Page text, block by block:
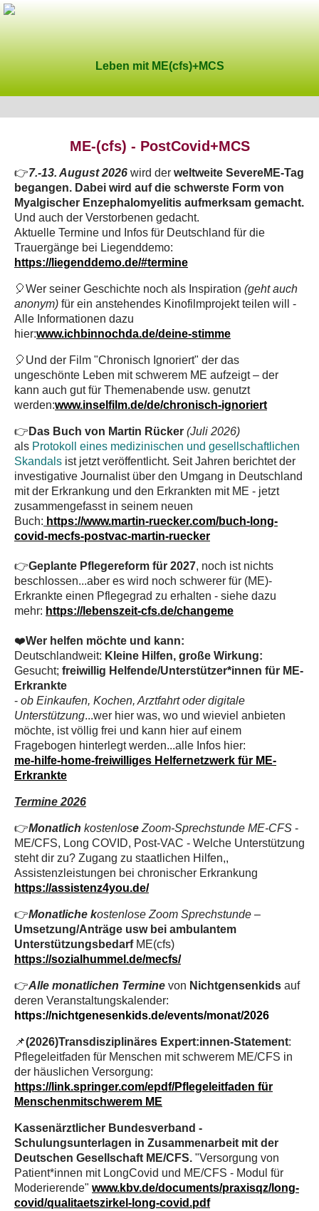
Leben mit ME(cfs)+MCS
ME-(cfs) - PostCovid+MCS
👉7.-13. August 2026 wird der weltweite SevereME-Tag
begangen. Dabei wird auf die schwerste Form von
Myalgischer Enzephalomyelitis aufmerksam gemacht.
Und auch der Verstorbenen gedacht.
Aktuelle Termine und Infos für Deutschland für die
Trauergänge bei Liegenddemo:
https://liegenddemo.de/#termine
🎈Wer seiner Geschichte noch als Inspiration (geht auch
anonym) für ein anstehendes Kinofilmprojekt teilen will -
Alle Informationen dazu
hier:www.ichbinnochda.de/deine-stimme
🎈Und der Film "Chronisch Ignoriert" der das
ungeschönte Leben mit schwerem ME aufzeigt – der
kann auch gut für Themenabende usw. genutzt
werden:www.inselfilm.de/de/chronisch-ignoriert
👉 Das Buch von Martin Rücker (Juli 2026)
als Protokoll eines medizinischen und gesellschaftlichen
Skandals ist jetzt veröffentlicht. Seit Jahren berichtet der
investigative Journalist über den Umgang in Deutschland
mit der Erkrankung und den Erkrankten mit ME - jetzt
zusammengefasst in seinem neuen
Buch: https://www.martin-ruecker.com/buch-long-
covid-mecfs-postvac-martin-ruecker
👉Geplante Pflegereform für 2027, noch ist nichts
beschlossen...aber es wird noch schwerer für (ME)-
Erkrankte einen Pflegegrad zu erhalten - siehe dazu
mehr: https://lebenszeit-cfs.de/changeme
❤️Wer helfen möchte und kann:
Deutschlandweit: Kleine Hilfen, große Wirkung:
Gesucht; freiwillig Helfende/Unterstützer*innen für ME-
Erkrankte
- ob Einkaufen, Kochen, Arztfahrt oder digitale
Unterstützung...wer hier was, wo und wieviel anbieten
möchte, ist völlig frei und kann hier auf einem
Fragebogen hinterlegt werden...alle Infos hier:
me-hilfe-home-freiwilliges Helfernetzwerk für ME-
Erkrankte
Termine 2026
👉Monatlich kostenlose Zoom-Sprechstunde ME-CFS -
ME/CFS, Long COVID, Post-VAC - Welche Unterstützung
steht dir zu? Zugang zu staatlichen Hilfen,,
Assistenzleistungen bei chronischer Erkrankung
https://assistenz4you.de/
👉Monatliche kostenlose Zoom Sprechstunde –
Umsetzung/Anträge usw bei ambulantem
UnterstützungsbedarfME(cfs)
https://sozialhummel.de/mecfs/
👉Alle monatlichen Termine von Nichtgensenkids auf
deren Veranstaltungskalender:
https://nichtgenesenkids.de/events/monat/2026
📌(2026)Transdisziplinäres Expert:innen-Statement:
Pflegeleitfaden für Menschen mit schwerem ME/CFS in
der häuslichen Versorgung:
https://link.springer.com/epdf/Pflegeleitfaden für
Menschenmitschwerem ME
Kassenärztlicher Bundesverband -
Schulungsunterlagen in Zusammenarbeit mit der
Deutschen Gesellschaft ME/CFS. "Versorgung von
Patient*innen mit LongCovid und ME/CFS - Modul für
Moderierende" www.kbv.de/documents/praxisqz/long-
covid/qualitaetszirkel-long-covid.pdf